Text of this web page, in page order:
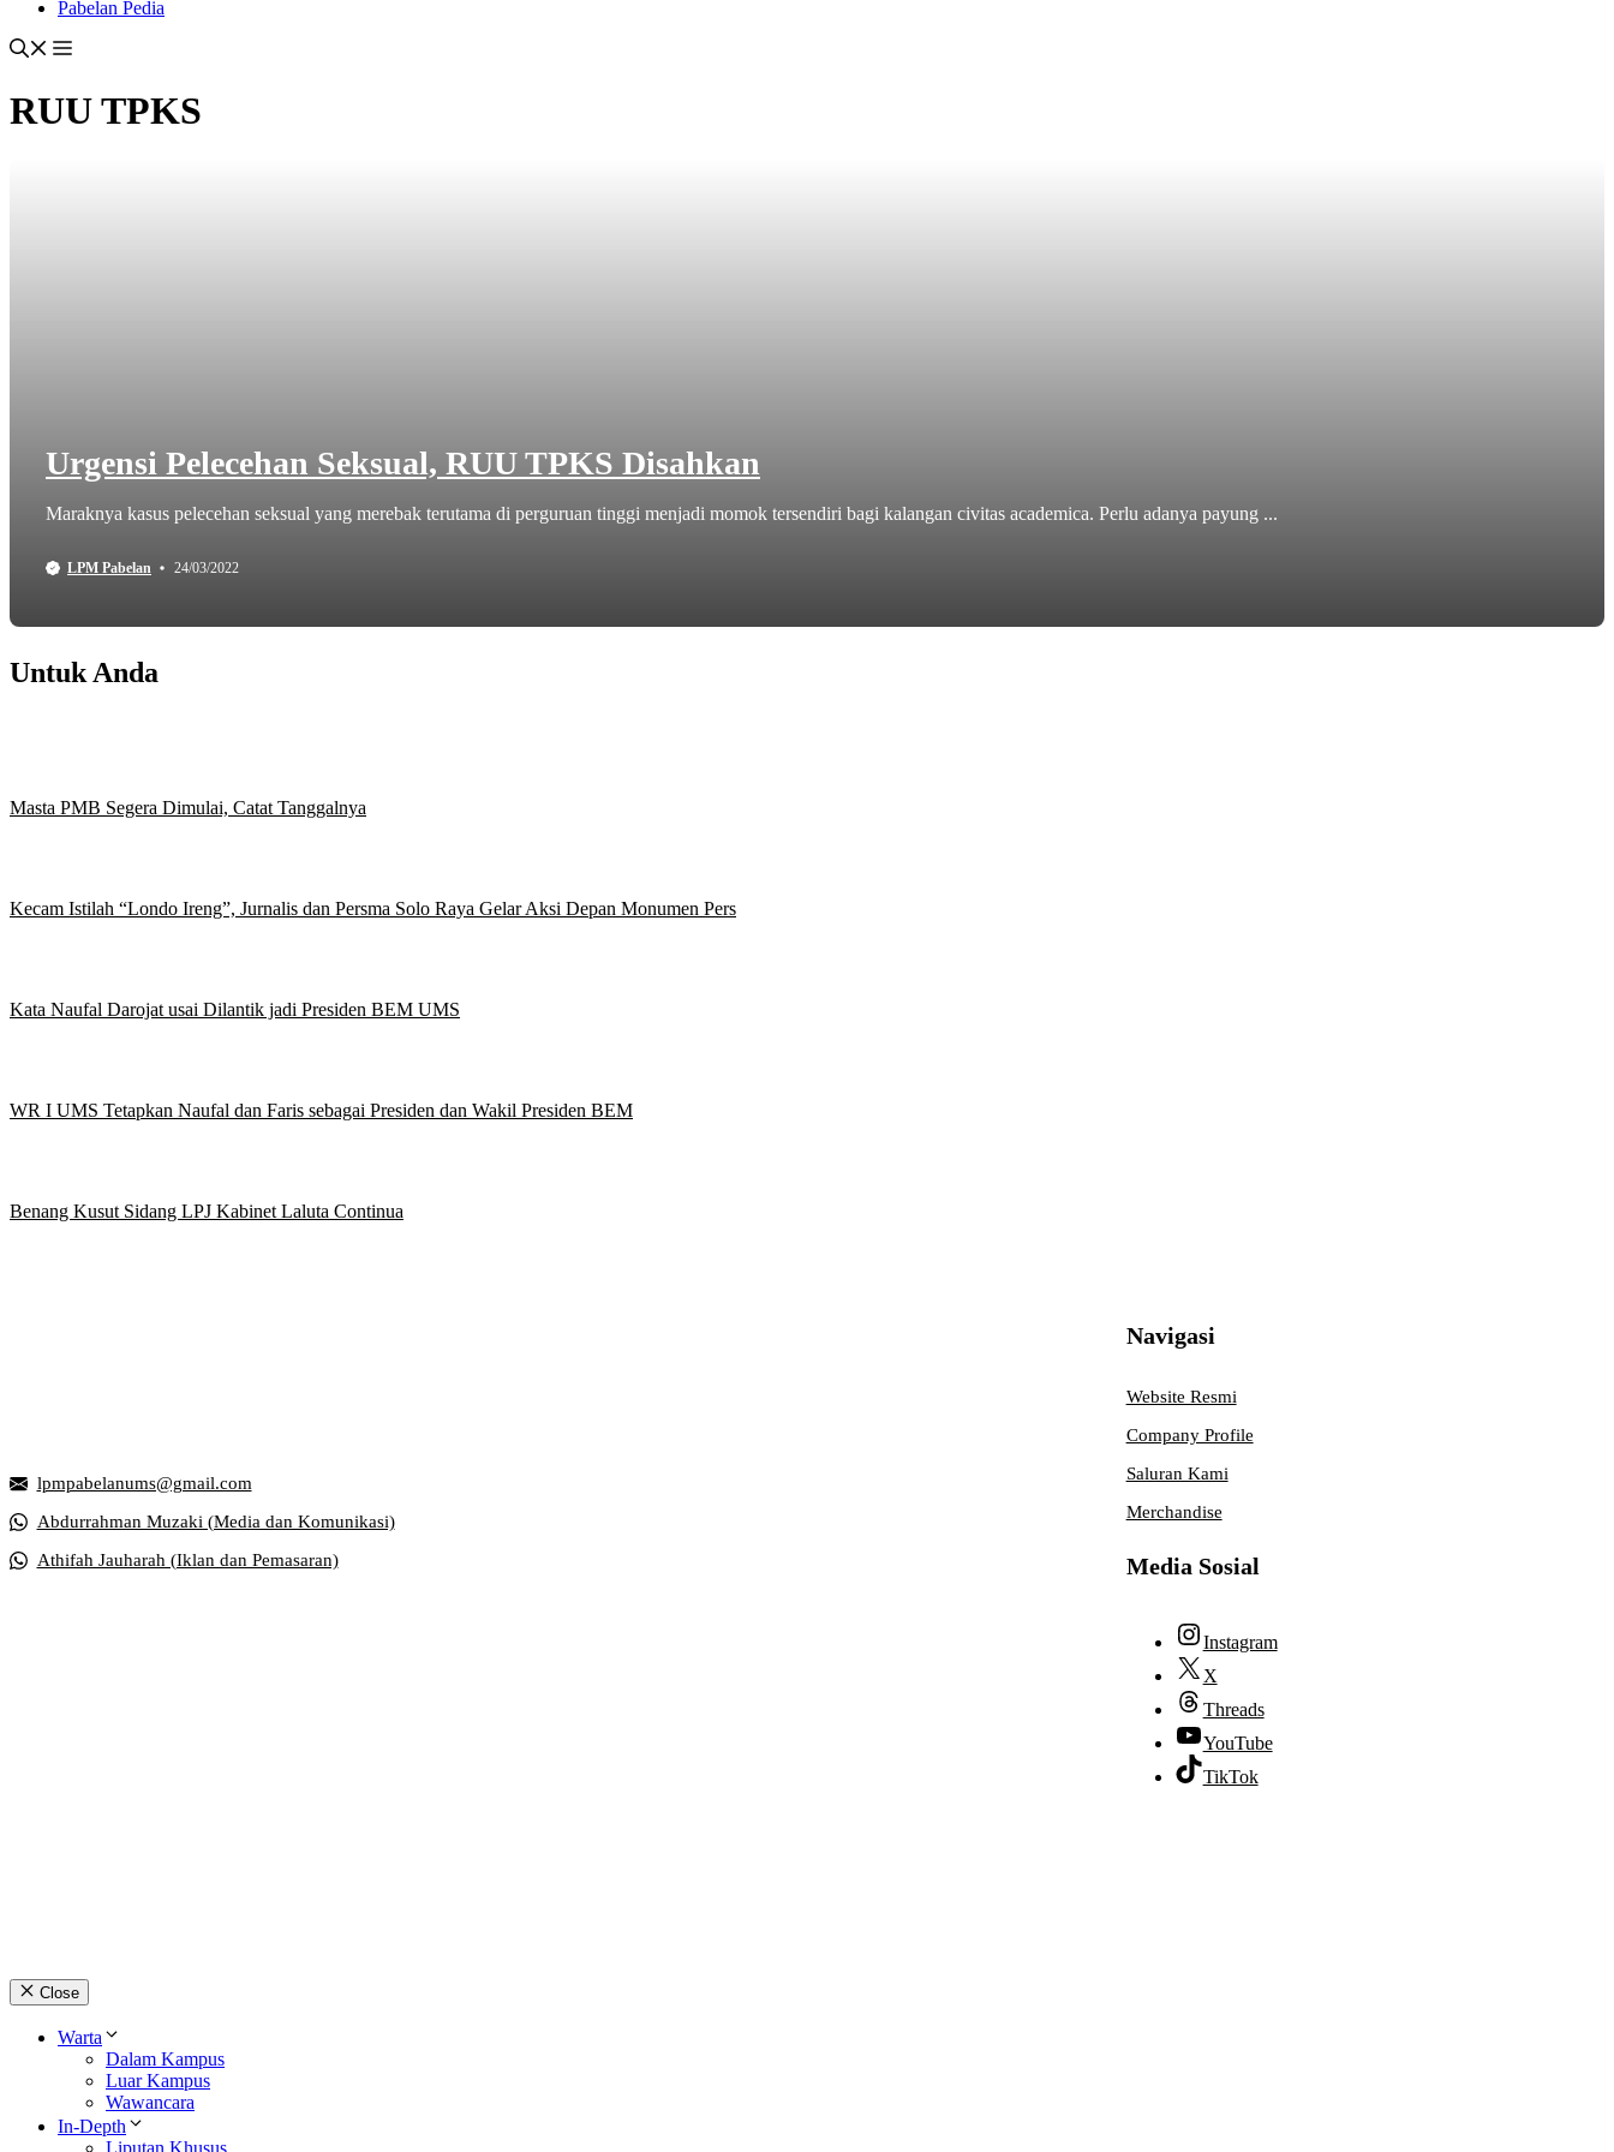
Pabelan Pedia
RUU TPKS
Urgensi Pelecehan Seksual, RUU TPKS Disahkan
Maraknya kasus pelecehan seksual yang merebak terutama di perguruan tinggi menjadi momok tersendiri bagi kalangan civitas academica. Perlu adanya payung ...
LPM Pabelan 24/03/2022
Untuk Anda
Masta PMB Segera Dimulai, Catat Tanggalnya
Kecam Istilah “Londo Ireng”, Jurnalis dan Persma Solo Raya Gelar Aksi Depan Monumen Pers
Kata Naufal Darojat usai Dilantik jadi Presiden BEM UMS
WR I UMS Tetapkan Naufal dan Faris sebagai Presiden dan Wakil Presiden BEM
Benang Kusut Sidang LPJ Kabinet Laluta Continua
lpmpabelanums@gmail.com
Abdurrahman Muzaki (Media dan Komunikasi)
Athifah Jauharah (Iklan dan Pemasaran)
Navigasi
Website Resmi
Company Profile
Saluran Kami
Merchandise
Media Sosial
Instagram
X
Threads
YouTube
TikTok
Close
Warta
Dalam Kampus
Luar Kampus
Wawancara
In-Depth